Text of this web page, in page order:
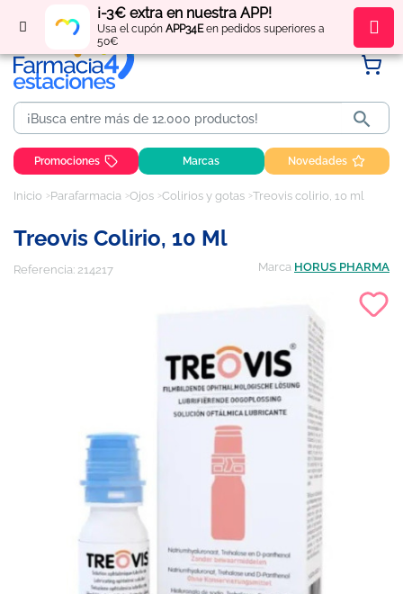
¡-3€ extra en nuestra APP!
Usa el cupón APP34Een pedidos superiores a
50€
Regístratey obténpuntos por tus compras

Promociones Marcas Novedades
Inicio Parafarmacia Ojos Colirios y gotas Treovis colirio, 10 ml
Treovis Colirio, 10 Ml
Referencia: 214217 Marca HORUS PHARMA